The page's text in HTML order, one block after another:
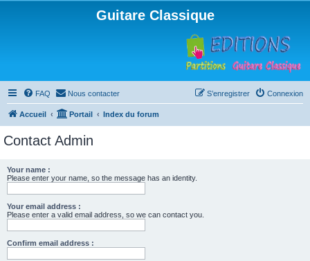
Guitare Classique
FAQ Nous contacter Connexion
S’enregistrer
Accueil Portail Index du forum
Contact Admin
Your name :
Please enter your name, so the message has an identity.
Your email address :
Please enter a valid email address, so we can contact you.
Confirm email address :